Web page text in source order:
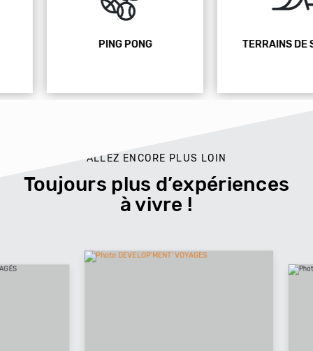
PING PONG TERRAINS DE SPORTS
ALLEZ ENCORE PLUS LOIN
Toujours plus d’expériences
à vivre !